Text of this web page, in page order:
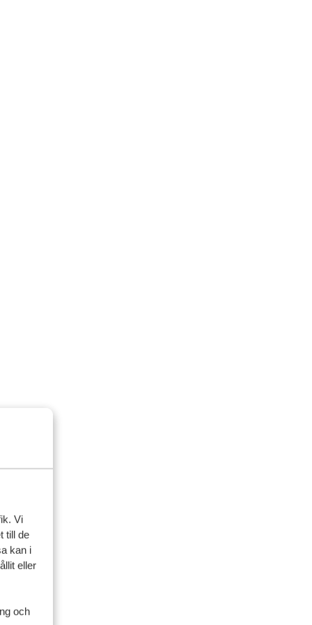
Vi
till de
kan i
eller
och